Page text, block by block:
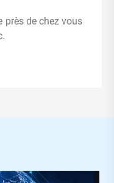
près de chez vous